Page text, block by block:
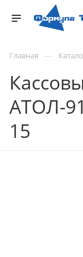
Главная —
АТОЛ-
15